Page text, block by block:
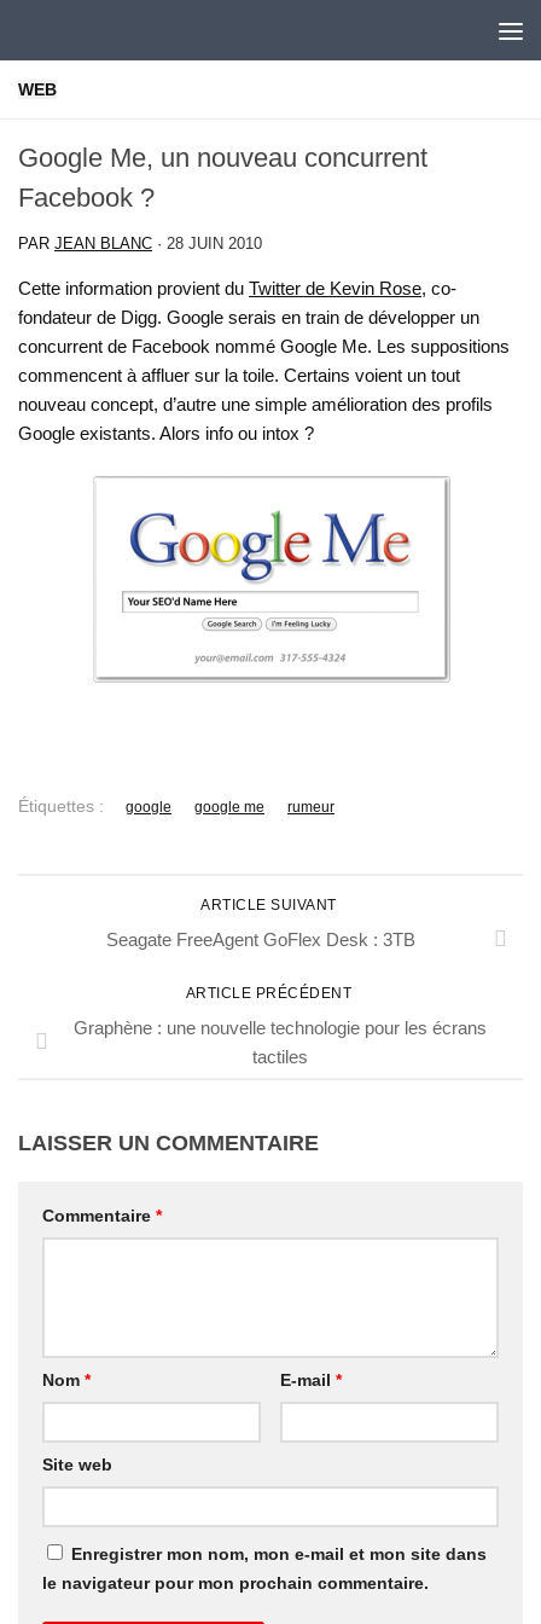
WEB
Google Me, un nouveau concurrent
Facebook ?
PAR JEAN BLANC · 28 JUIN 2010
Cette information provient du Twitter de Kevin Rose, co-
fondateur de Digg. Google serais en train de développer un
concurrent de Facebook nommé Google Me. Les suppositions
commencent à affluer sur la toile. Certains voient un tout
nouveau concept, d’autre une simple amélioration des profils
Google existants. Alors info ou intox ?
Étiquettes : google google me rumeur
ARTICLE SUIVANT
Seagate FreeAgent GoFlex Desk : 3TB
ARTICLE PRÉCÉDENT
Graphène : une nouvelle technologie pour les écrans
tactiles
LAISSER UN COMMENTAIRE
Commentaire *
Nom * E-mail *
Site web
Enregistrer mon nom, mon e-mail et mon site dans
le navigateur pour mon prochain commentaire.